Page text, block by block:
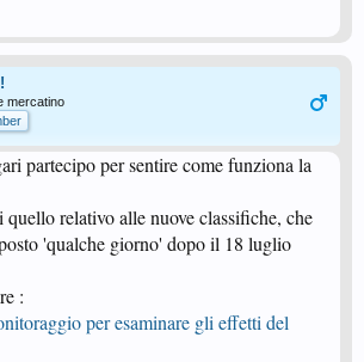
mercatino
partecipo per sentire come funziona la
quello relativo alle nuove classifiche, che
'qualche giorno' dopo il 18 luglio
:
per esaminare gli effetti del